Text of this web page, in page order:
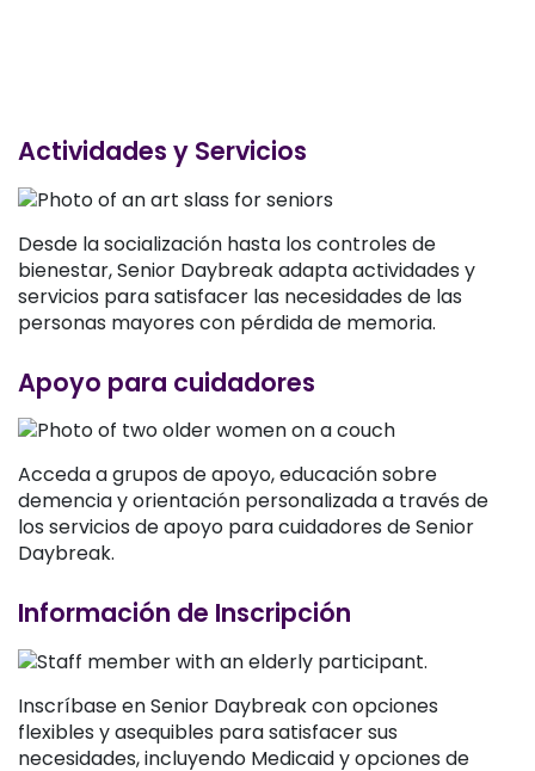
Actividades y Servicios
Desde la socialización hasta los controles de
bienestar, Senior Daybreak adapta actividades y
servicios para satisfacer las necesidades de las
personas mayores con pérdida de memoria.
Apoyo para cuidadores
Acceda a grupos de apoyo, educación sobre
demencia y orientación personalizada a través de
los servicios de apoyo para cuidadores de Senior
Daybreak.
Información de Inscripción
Inscríbase en Senior Daybreak con opciones
flexibles y asequibles para satisfacer sus
necesidades, incluyendo Medicaid y opciones de